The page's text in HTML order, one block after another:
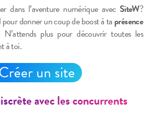
dans l’aventure numérique avec SiteW?
donner un coup de boost à taprésence
N’attends plus pour découvrir toutes les
à toi.
un site
avec les concurrents